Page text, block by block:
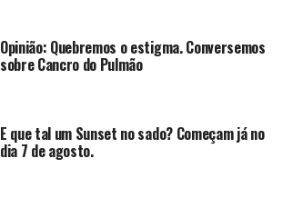
Opinião: Quebremos o estigma. Conversemos
sobre Cancro do Pulmão
E que tal um Sunset no sado? Começam já no
dia 7 de agosto.